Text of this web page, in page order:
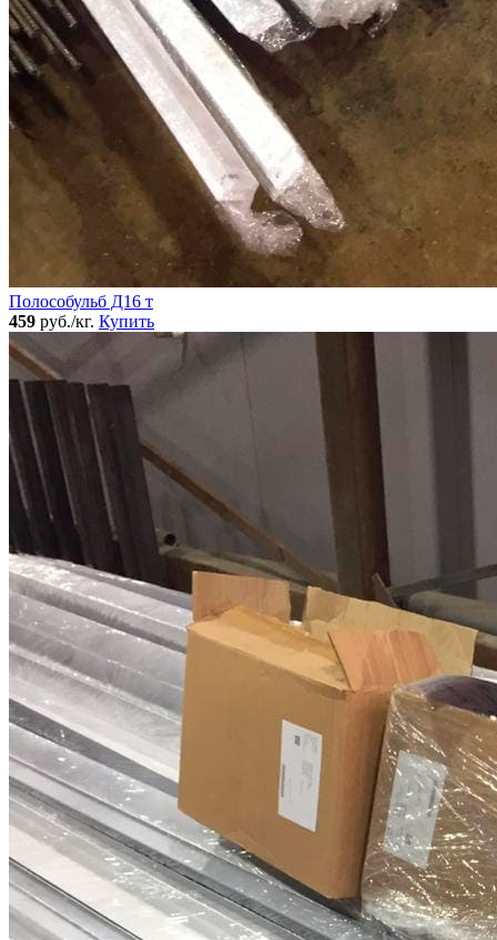
Полособульб Д16 т
459 руб./кг. Купить